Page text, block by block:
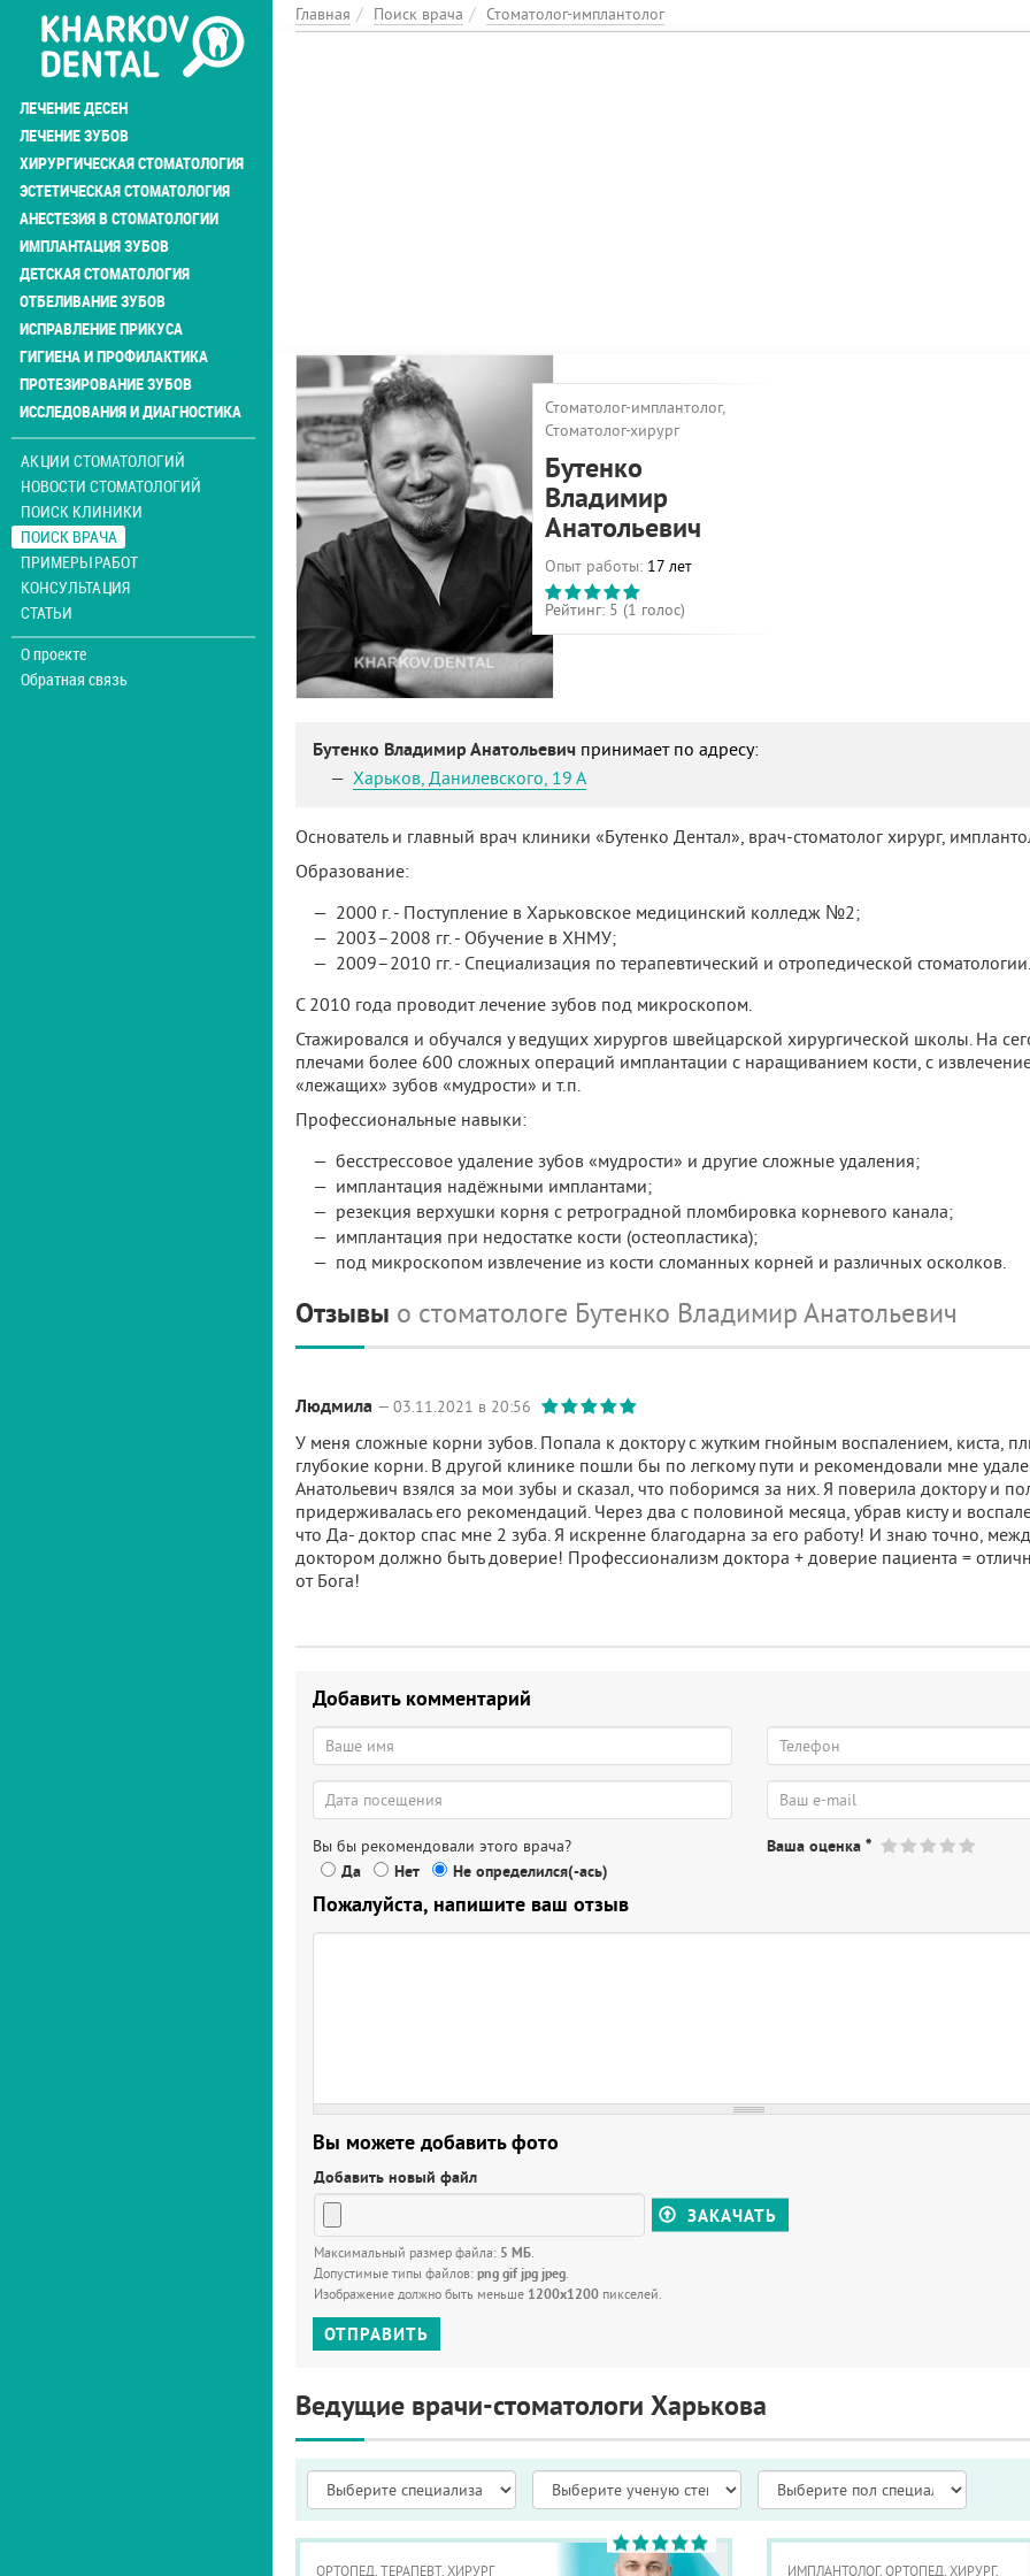
Перейти
основному
содержанию
ЛЕЧЕНИЕ ДЕСЕН
ЛЕЧЕНИЕ ЗУБОВ
ХИРУРГИЧЕСКАЯ СТОМАТОЛОГИЯ
ЭСТЕТИЧЕСКАЯ СТОМАТОЛОГИЯ
АНЕСТЕЗИЯ В СТОМАТОЛОГИИ
ИМПЛАНТАЦИЯ ЗУБОВ
ДЕТСКАЯ СТОМАТОЛОГИЯ
ОТБЕЛИВАНИЕ ЗУБОВ
ИСПРАВЛЕНИЕ ПРИКУСА
ГИГИЕНА И ПРОФИЛАКТИКА
ПРОТЕЗИРОВАНИЕ ЗУБОВ
ИССЛЕДОВАНИЯ И ДИАГНОСТИКА
АКЦИИ СТОМАТОЛОГИЙ
НОВОСТИ СТОМАТОЛОГИЙ
ПОИСК КЛИНИКИ
ПОИСК ВРАЧА
ПРИМЕРЫ РАБОТ
КОНСУЛЬТАЦИЯ
СТАТЬИ
О проекте
Обратная связь
Главная Поиск врача Стоматолог-имплантолог
Стоматолог-имплантолог,
Стоматолог-хирург
Бутенко
Владимир
Анатольевич
Опыт работы: 17 лет
Рейтинг: 5 (1 голос)
Бутенко Владимир Анатольевич принимает по адресу:
Харьков, Данилевского, 19 А
Основатель и главный врач клиники «Бутенко Дентал», врач-стоматолог хирург,
Образование:
2000 г. - Поступление в Харьковское медицинский колледж №2;
2003–2008 гг. - Обучение в ХНМУ;
2009–2010 гг. - Специализация по терапевтический и отропедической стоматологии.
С 2010 года проводит лечение зубов под микроскопом.
Стажировался и обучался у ведущих хирургов швейцарской хирургической школы. На
плечами более 600 сложных операций имплантации с наращиванием кости, с
«лежащих» зубов «мудрости» и т.п.
Профессиональные навыки:
бесстрессовое удаление зубов «мудрости» и другие сложные удаления;
имплантация надёжными имплантами;
резекция верхушки корня с ретроградной пломбировка корневого канала;
имплантация при недостатке кости (остеопластика);
под микроскопом извлечение из кости сломанных корней и различных осколков.
Отзывы о стоматологе Бутенко Владимир Анатольевич
Людмила — 03.11.2021 в 20:56
У меня сложные корни зубов. Попала к доктору с жутким гнойным воспалением, киста,
глубокие корни. В другой клинике пошли бы по легкому пути и рекомендовали мне
Анатольевич взялся за мои зубы и сказал, что поборимся за них. Я поверила доктору и
придерживалась его рекомендаций. Через два с половиной месяца, убрав кисту и
что Да- доктор спас мне 2 зуба. Я искренне благодарна за его работу! И знаю точно,
доктором должно быть доверие! Профессионализм доктора + доверие пациента =
от Бога!
Добавить комментарий
Вы бы рекомендовали этого врача?
Да
Нет Не определился(-ась)
Ваша оценка*
Пожалуйста, напишите ваш отзыв
Вы можете добавить фото
Добавить новый файл
ЗАКАЧАТЬ
Максимальный размер файла: 5 МБ.
Допустимые типы файлов: png gif jpg jpeg.
Изображение должно быть меньше 1200x1200 пикселей.
ОТПРАВИТЬ
Ведущие врачи-стоматологи Харькова
ОРТОПЕД, ТЕРАПЕВТ, ХИРУРГ ИМПЛАНТОЛОГ, ОРТОПЕД, ХИРУРГ,